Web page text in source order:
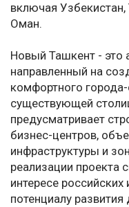
включая
Оман.
Новый Ташкент - это
направленный на
комфортного
существующей
предусматривает
бизнес-центров,
инфраструктуры и
реализации проекта
интересе
потенциалу